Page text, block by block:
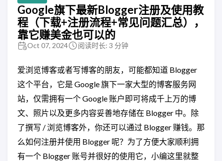
Google旗下最新Blogger注册及使用教
程（下载+注册流程+常见问题汇总），
靠它赚美金也可以的
Oct 07, 2024 阅读时长: 3 分钟
爱浏览博客或者写博客的朋友，可能都知道 Blogger
这个平台，它是 Google 旗下一家大型的博客服务网
站，仅需拥有一个 Google 账户即可将成千上万的博
文、照片以及更多内容妥善地存储在 Blogger 中。除
了撰写 / 浏览博客外，你还可以通过 Blogger 赚钱。那
么如何注册并使用 Blogger 呢？为了方便大家顺利拥
有一个 Blogger 账号并很好的使用它，小编这里就整